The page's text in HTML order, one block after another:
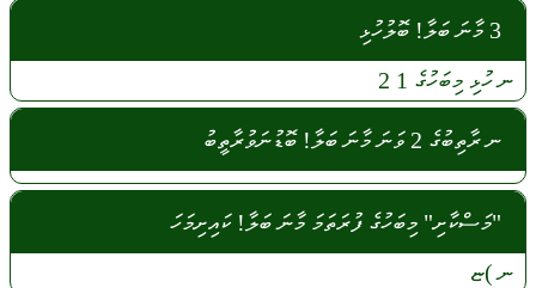
3 މާނަ ބަލާ! ބޮލުހުޅި
ނހުޅި މިބަހުގެ 1 2
ނ ރާތިބުގެ 2 ވަނަ މާނަ ބަލާ! ބޮޑުނަވުރާތީބު
"މަސްކާށި" މިބަހުގެ ފުރަތަމަ މާނަ ބަލާ! ކައިށިމަހަ
ނ)ޏ